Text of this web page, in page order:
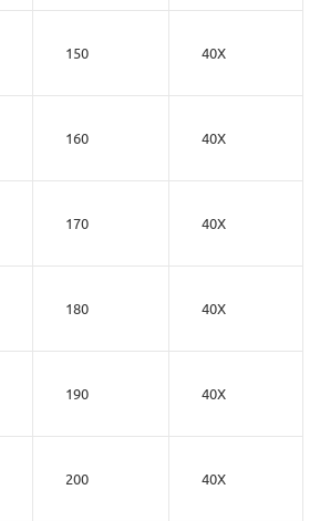
150 40Х
160 40Х
170 40Х
180 40Х
190 40Х
200 40Х